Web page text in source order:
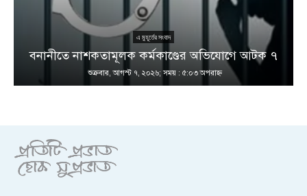
এ মুহূর্তের সংবাদ
বনানীতে নাশকতামূলক কর্মকাণ্ডের অভিযোগে আটক ৭
শুক্রবার, আগস্ট ৭, ২০২৬; সময় : ৫:০৩ অপরাহ্ণ